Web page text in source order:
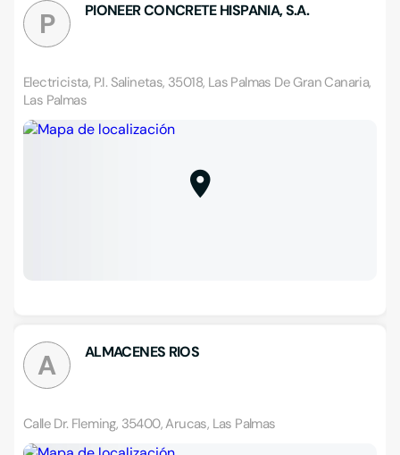
P PIONEER CONCRETE HISPANIA, S.A.
Electricista, P.I. Salinetas, 35018, Las Palmas De Gran Canaria,
Las Palmas
A ALMACENES RIOS
Calle Dr. Fleming, 35400, Arucas, Las Palmas